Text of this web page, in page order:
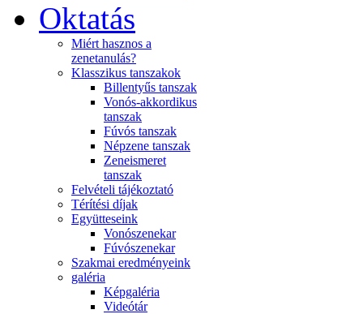
Oktatás
Miért hasznos a
zenetanulás?
Klasszikus tanszakok
Billentyűs tanszak
Vonós-akkordikus
tanszak
Fúvós tanszak
Népzene tanszak
Zeneismeret
tanszak
Felvételi tájékoztató
Térítési díjak
Együtteseink
Vonószenekar
Fúvószenekar
Szakmai eredményeink
galéria
Képgaléria
Videótár